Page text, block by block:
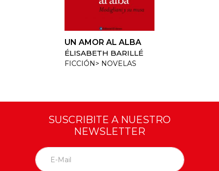
UN AMOR AL ALBA
ÉLISABETH BARILLÉ
FICCIÓN> NOVELAS
SUSCRIBITE A NUESTRO
NEWSLETTER